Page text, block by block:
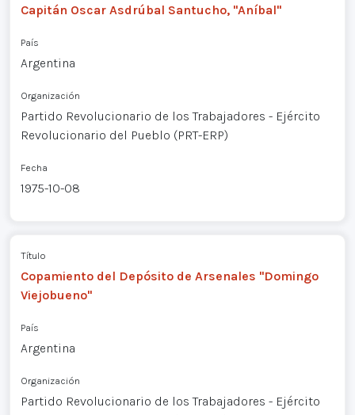
Capitán Oscar Asdrúbal Santucho, "Aníbal"
País
Argentina
Organización
Partido Revolucionario de los Trabajadores - Ejército
Revolucionario del Pueblo (PRT-ERP)
Fecha
1975-10-08
Título
Copamiento del Depósito de Arsenales "Domingo
Viejobueno"
País
Argentina
Organización
Partido Revolucionario de los Trabajadores - Ejército